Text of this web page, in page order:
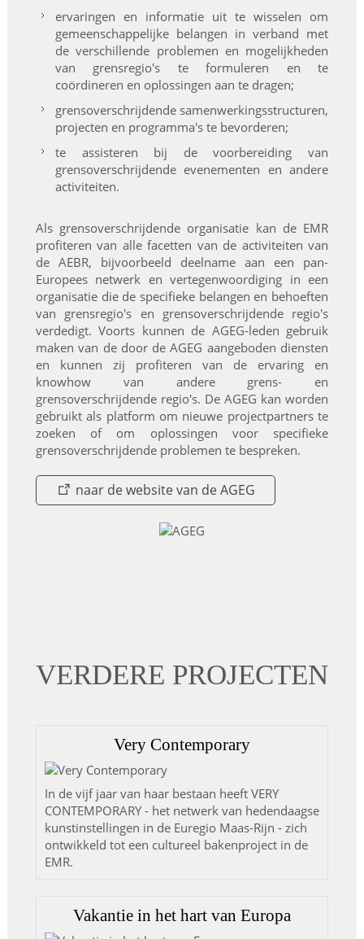
ervaringen en informatie uit te wisselen om
gemeenschappelijke belangen in verband met
de verschillende problemen en mogelijkheden
van grensregio's te formuleren en te
coördineren en oplossingen aan te dragen;
grensoverschrijdende samenwerkingsstructuren,
projecten en programma's te bevorderen;
te assisteren bij de voorbereiding van
grensoverschrijdende evenementen en andere
activiteiten.
Als grensoverschrijdende organisatie kan de EMR
profiteren van alle facetten van de activiteiten van
de AEBR, bijvoorbeeld deelname aan een pan-
Europees netwerk en vertegenwoordiging in een
organisatie die de specifieke belangen en behoeften
van grensregio's en grensoverschrijdende regio's
verdedigt. Voorts kunnen de AGEG-leden gebruik
maken van de door de AGEG aangeboden diensten
en kunnen zij profiteren van de ervaring en
knowhow van andere grens- en
grensoverschrijdende regio's. De AGEG kan worden
gebruikt als platform om nieuwe projectpartners te
zoeken of om oplossingen voor specifieke
grensoverschrijdende problemen te bespreken.
naar de website van de AGEG
VERDERE PROJECTEN
Very Contemporary
In de vijf jaar van haar bestaan heeft VERY
CONTEMPORARY - het netwerk van hedendaagse
kunstinstellingen in de Euregio Maas-Rijn - zich
ontwikkeld tot een cultureel bakenproject in de
EMR.
Vakantie in het hart van Europa